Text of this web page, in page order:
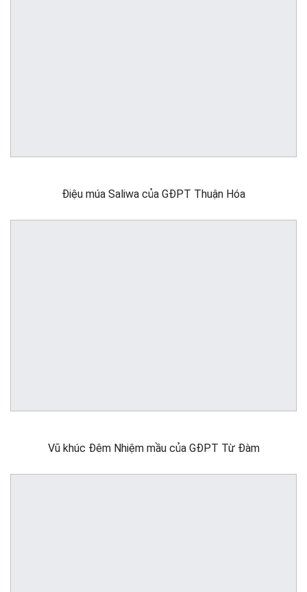
Điệu múa Saliwa của GĐPT Thuận Hóa
Vũ khúc Đêm Nhiệm mầu của GĐPT Từ Đàm